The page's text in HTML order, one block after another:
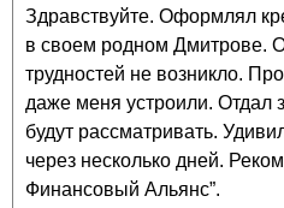
Здравствуйте. Оформлял
в своем родном Дмитрове.
трудностей не возникло.
даже меня устроили. Отдал
будут рассматривать.
через несколько дней.
Финансовый Альянс”.